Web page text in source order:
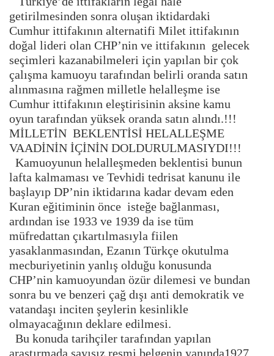
getirilmesinden sonra oluşan iktidardaki
Cumhur ittifakının alternatifi Milet ittifakının
doğal lideri olan CHP’nin ve ittifakının gelecek
seçimleri kazanabilmeleri için yapılan bir çok
çalışma kamuoyu tarafından belirli oranda satın
alınmasına rağmen milletle helalleşme ise
Cumhur ittifakının eleştirisinin aksine kamu
oyun tarafından yüksek oranda satın alındı.!!!
MİLLETİN BEKLENTİSİ HELALLEŞME
VAADİNİN İÇİNİN DOLDURULMASIYDI!!!
Kamuoyunun helalleşmeden beklentisi bunun
lafta kalmaması ve Tevhidi tedrisat kanunu ile
başlayıp DP’nin iktidarına kadar devam eden
Kuran eğitiminin önce isteğe bağlanması,
ardından ise 1933 ve 1939 da ise tüm
müfredattan çıkartılmasıyla fiilen
yasaklanmasından, Ezanın Türkçe okutulma
mecburiyetinin yanlış olduğu konusunda
CHP’nin kamuoyundan özür dilemesi ve bundan
sonra bu ve benzeri çağ dışı anti demokratik ve
vatandaşı inciten şeylerin kesinlikle
olmayacağının deklare edilmesi.
Bu konuda tarihçiler tarafından yapılan
araştırmada sayısız resmi belgenin yanında1927